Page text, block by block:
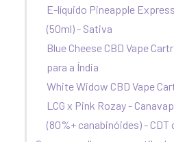
E-líquido Pineapple
(50ml) - Sativa
Blue Cheese CBD Vape
para a Índia
White Widow CBD Vape
LCG x Pink Rozay -
(80%+ canabinóides) -